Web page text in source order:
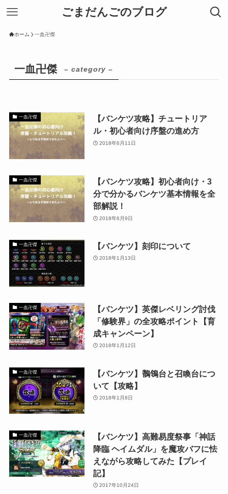
ごまだんごのブログ
ホーム 一血卍傑
一血卍傑 – category –
一血卍傑
【バンケツ攻略】チュートリア
ル・初心者向け序盤の進め方
2018年6月11日
一血卍傑
【バンケツ攻略】初心者向け・3
分で分かるバンケツ基本情報を全
部解説！
2018年6月9日
一血卍傑 【バンケツ】刻印について
2018年1月13日
一血卍傑
【バンケツ】英傑レベリング討伐
「修験界」の全攻略ポイント【育
成キャンペーン】
2018年1月12日
一血卍傑
【バンケツ】鶺鴒台と召喚台につ
いて【攻略】
2018年1月8日
一血卍傑
【バンケツ】高難易度祭事「神話
降臨 ヘイムダル」を魔攻バフに怯
えながら攻略してみた【プレイ
記】
2017年10月24日